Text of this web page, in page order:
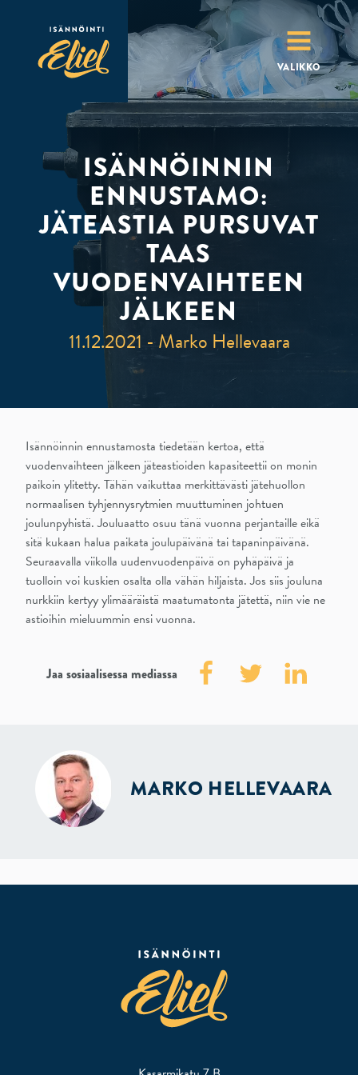
MENU
VALIKKO
ISÄNNÖINNIN
ENNUSTAMO:
JÄTEASTIA PURSUVAT
TAAS
VUODENVAIHTEEN
JÄLKEEN
11.12.2021 - Marko Hellevaara
Isännöinnin ennustamosta tiedetään kertoa, että
vuodenvaihteen jälkeen jäteastioiden kapasiteettii on monin
paikoin ylitetty. Tähän vaikuttaa merkittävästi jätehuollon
normaalisen tyhjennysrytmien muuttuminen johtuen
joulunpyhistä. Jouluaatto osuu tänä vuonna perjantaille eikä
sitä kukaan halua paikata joulupäivänä tai tapaninpäivänä.
Seuraavalla viikolla uudenvuodenpäivä on pyhäpäivä ja
tuolloin voi kuskien osalta olla vähän hiljaista. Jos siis jouluna
nurkkiin kertyy ylimääräistä maatumatonta jätettä, niin vie ne
astioihin mieluummin ensi vuonna.
Jaa sosiaalisessa mediassa
MARKO HELLEVAARA